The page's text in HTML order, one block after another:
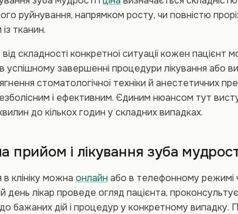
руйнування, напрямком росту, чи повністю
тканин.
складності конкретної ситуації кожен
успішному завершенні процедури лікування або
стоматологічної техніки й анестетичних
і ефективним. Єдиним нюансом тут
до кількох годин у складних випадках.
прийом і лікування зуба
клініку можна онлайн або в телефонному режимі
день лікар проведе огляд пацієнта,
бажаних дій і процедур у конкретному випадку.